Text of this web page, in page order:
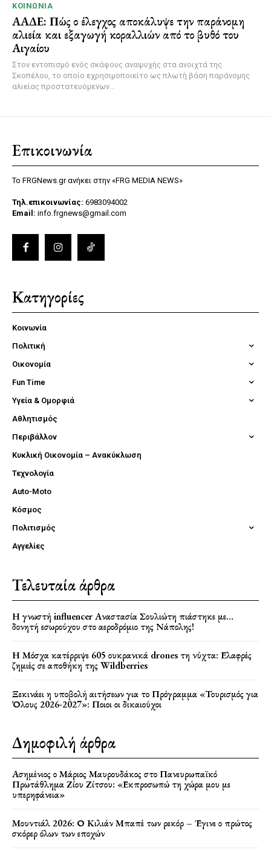
ΚΟΙΝΩΝΊΑ
ΑΑΔΕ: Πώς ο έλεγχος αποκάλυψε την παράνομη
αλιεία και εξαγωγή κοραλλιών από το βυθό του
Αιγαίου
Στον εντοπισμό ενός σκάφους αναψυχής στα ανοιχτά της
Σκοπέλου, το οποίο εχρησιμοποιείτο ως πλωτή βάση παράνομης
αλιείας προστατευόμενων...
Επικοινωνία
Το FRGNews.gr ανήκει στην «FRG MEDIA NEWS»
Τηλ.επικοινωνίας: 6983094002
Email: info.frgnews@gmail.com
Κατηγορίες
Κοινωνία
Πολιτική
Οικονομία
Fun Time
Υγεία & Ομορφιά
Αθλητισμός
Περιβάλλον
Κυκλική Οικονομία – Ανακύκλωση
Τεχνολογία
Auto-Moto
Κόσμος
Πολιτισμός
Αγγελίες
Τελευταία άρθρα
Η γνωστή influencer Αναστασία Σουλιώτη πιάστηκε με…
δονητή εσωρούχου στο αεροδρόμιο της Νάπολης!
Η Μόσχα κατέρριψε 605 ουκρανικά drones τη νύχτα: Ελαφρές
ζημιές σε αποθήκη της Wildberries
Ξεκινάει η υποβολή αιτήσεων για το Πρόγραμμα «Τουρισμός για
Όλους 2026-2027»: Ποιοι οι δικαιούχοι
Δημοφιλή άρθρα
Ασημένιος ο Μάριος Μαυρουδάκος στο Πανευρωπαϊκό
Πρωτάθλημα Ζίου Ζίτσου: «Εκπροσωπώ τη χώρα μου με
υπερηφάνεια»
Μουντιάλ 2026: Ο Κιλιάν Μπαπέ των ρεκόρ – Έγινε ο πρώτος
σκόρερ όλων των εποχών